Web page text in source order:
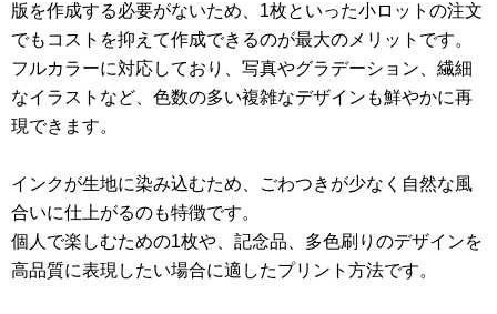
版を作成する必要がないため、1枚といった小ロットの注文
でもコストを抑えて作成できるのが最大のメリットです。
フルカラーに対応しており、写真やグラデーション、繊細
なイラストなど、色数の多い複雑なデザインも鮮やかに再
現できます。
インクが生地に染み込むため、ごわつきが少なく自然な風
合いに仕上がるのも特徴です。
個人で楽しむための1枚や、記念品、多色刷りのデザインを
高品質に表現したい場合に適したプリント方法です。